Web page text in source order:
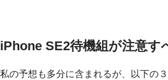
iPhone SE2待機組が注意す
私の予想も多分に含まれるが、以下の